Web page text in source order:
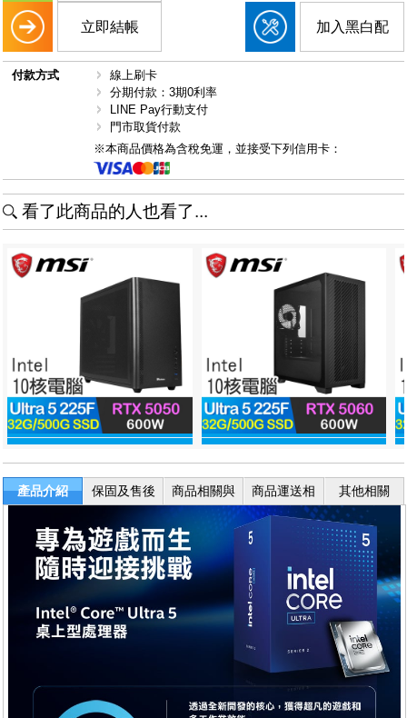
立即結帳 加入黑白配
付款方式
線上刷卡
分期付款：3期0利率
LINE Pay行動支付
門市取貨付款
※本商品價格為含稅免運，並接受下列信用卡：
看了此商品的人也看了...
產品介紹
保固及售後
商品相關與
商品運送相
關
其他相關